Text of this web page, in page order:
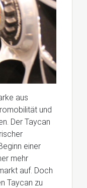
aus
und
Der Taycan
einer
mehr
auf. Doch
Taycan zu